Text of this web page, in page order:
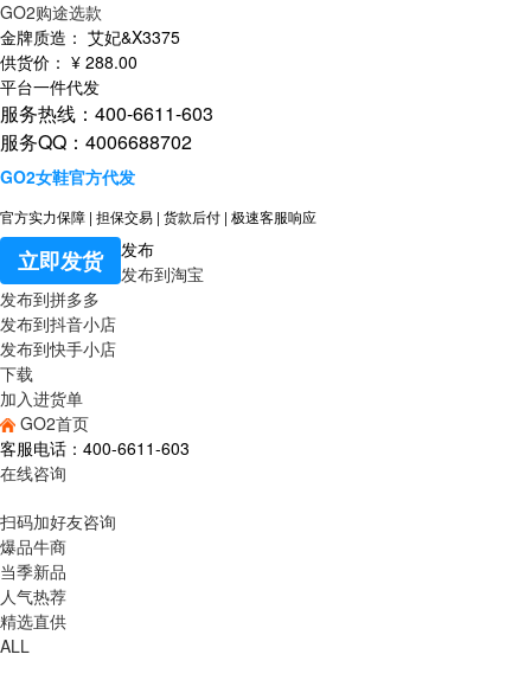
GO2购途选款
金牌质造： 艾妃&X3375
供货价： ¥ 288.00
平台一件代发
服务热线：400-6611-603
服务QQ：4006688702
GO2女鞋官方代发
官方实力保障 | 担保交易 | 货款后付 | 极速客服响应
立即发货
发布
发布到淘宝
发布到拼多多
发布到抖音小店
发布到快手小店
下载
加入进货单
GO2首页
客服电话：400-6611-603
在线咨询
扫码加好友咨询
爆品牛商
当季新品
人气热荐
精选直供
ALL